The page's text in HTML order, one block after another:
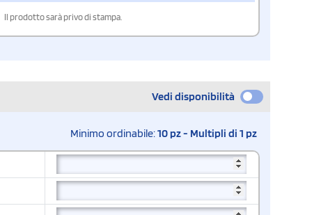
Il prodotto sarà privo di stampa.
Vedi disponibilità
Minimo ordinabile:10 pz - Multipli di 1 pz